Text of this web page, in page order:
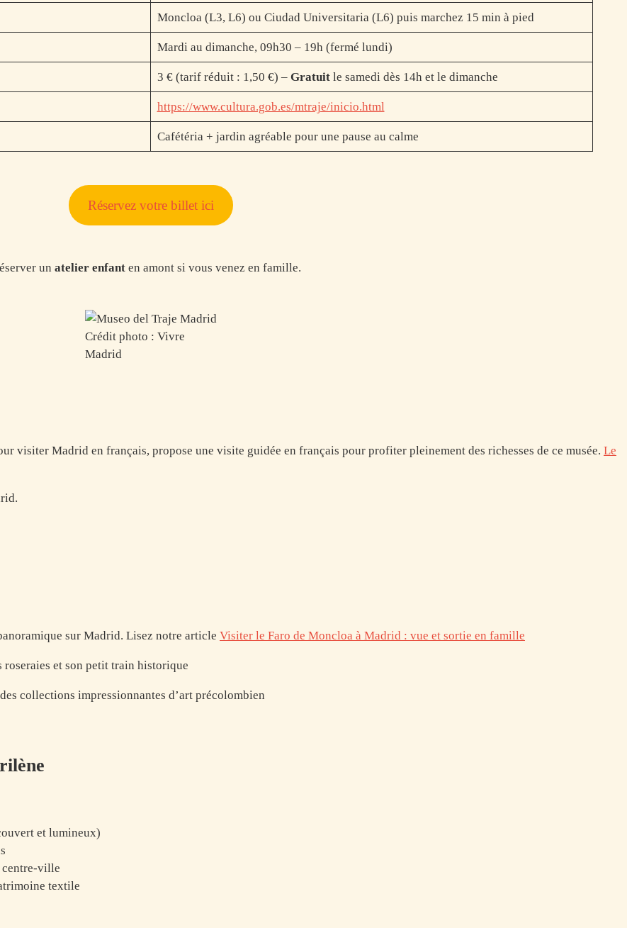
Moncloa (L3, L6) ou Ciudad Universitaria (L6) puis marchez 15 min à pied
Mardi au dimanche, 09h30 – 19h (fermé lundi)
3 € (tarif réduit : 1,50 €) – Gratuitle samedi dès 14h et le dimanche
https://www.cultura.gob.es/mtraje/inicio.html
Cafétéria + jardin agréable pour une pause au calme
Réservez votre billet ici
un atelier enfant en amont si vous venez en famille.
Crédit photo : Vivre
Madrid
visiter Madrid en français, propose une visite guidée en français pour profiter pleinement des richesses de ce musée. Le
sur Madrid. Lisez notre article Visiter le Faro de Moncloa à Madrid : vue et sortie en famille
roseraies et son petit train historique
collections impressionnantes d’art précolombien
et lumineux)
centre-ville
textile